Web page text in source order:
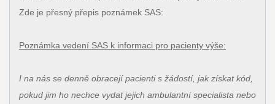
Zde je přesný přepis poznámek SAS:
Poznámka vedení SAS k informaci pro pacienty výše:
I na nás se denně obracejí pacienti s žádostí, jak získat kód,
pokud jim ho nechce vydat jejich ambulantní specialista nebo